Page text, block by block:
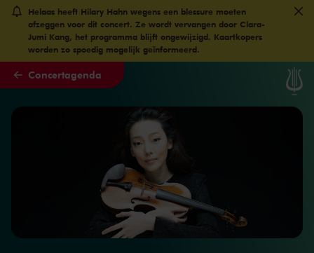
Naar hoofdcontent
Concertagenda
Helaas heeft Hilary Hahn wegens een blessure moeten
afzeggen voor dit concert. Ze wordt vervangen door Clara-
Jumi Kang, het programma blijft ongewijzigd. Kaartkopers
worden zo spoedig mogelijk geïnformeerd.